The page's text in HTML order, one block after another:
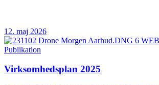
12. maj 2026
Publikation
Virksomhedsplan 2025